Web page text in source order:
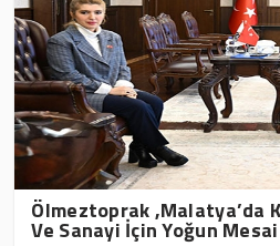
Ölmeztoprak ,Malatya’da
Ve Sanayi İçin Yoğun Mesai